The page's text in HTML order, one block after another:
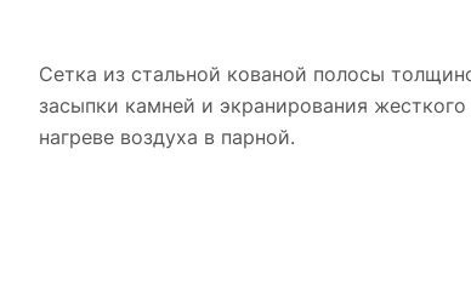
Сетка из стальной кованой полосы
засыпки камней и экранирования
нагреве воздуха в парной.